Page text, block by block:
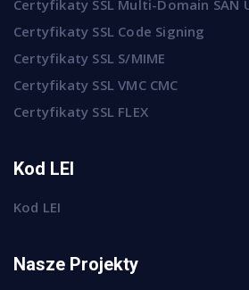
Certyfikaty SSL Multi-Domain SAN
Certyfikaty SSL Code Signing
Certyfikaty SSL S/MIME
Certyfikaty SSL VMC CMC
Certyfikaty SSL FLEX
Kod LEI
Kod LEI
Nasze Projekty